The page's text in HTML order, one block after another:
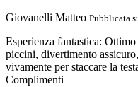
Giovanelli Matteo Pubblicata
Esperienza fantastica: Ottimo
piccini, divertimento
vivamente per staccare la
Complimenti